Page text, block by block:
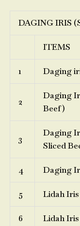
DAGING IRIS
ITEMS
1 Daging
2
Daging
Beef)
3
Daging
Sliced
4 Daging
5 Lidah
6 Lidah